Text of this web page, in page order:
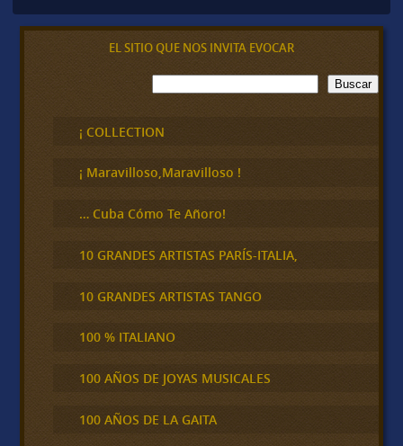
EL SITIO QUE NOS INVITA EVOCAR
B
u
c
a
Buscar
¡ COLLECTION
¡ Maravilloso,Maravilloso !
… Cuba Cómo Te Añoro!
10 GRANDES ARTISTAS PARÍS-ITALIA,
10 GRANDES ARTISTAS TANGO
100 % ITALIANO
100 AÑOS DE JOYAS MUSICALES
100 AÑOS DE LA GAITA